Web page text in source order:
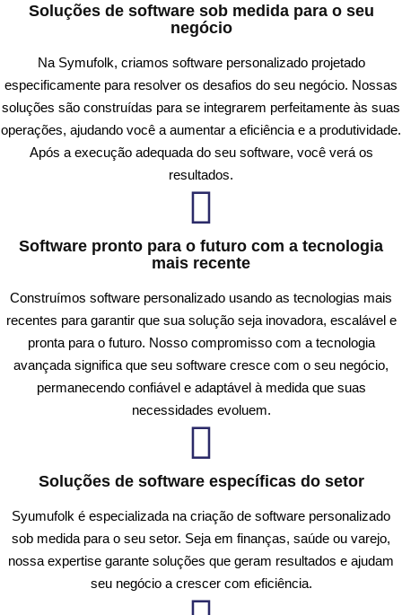
Soluções de software sob medida para o seu
negócio
Na Symufolk, criamos software personalizado projetado
especificamente para resolver os desafios do seu negócio. Nossas
soluções são construídas para se integrarem perfeitamente às suas
operações, ajudando você a aumentar a eficiência e a produtividade.
Após a execução adequada do seu software, você verá os
resultados.
Software pronto para o futuro com a tecnologia
mais recente
Construímos software personalizado usando as tecnologias mais
recentes para garantir que sua solução seja inovadora, escalável e
pronta para o futuro. Nosso compromisso com a tecnologia
avançada significa que seu software cresce com o seu negócio,
permanecendo confiável e adaptável à medida que suas
necessidades evoluem.
Soluções de software específicas do setor
Syumufolk é especializada na criação de software personalizado
sob medida para o seu setor. Seja em finanças, saúde ou varejo,
nossa expertise garante soluções que geram resultados e ajudam
seu negócio a crescer com eficiência.